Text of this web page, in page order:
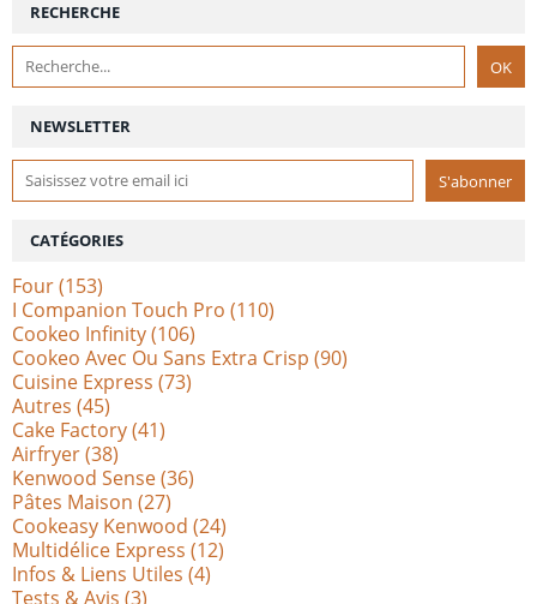
NEWSLETTER
RECHERCHE
CATÉGORIES
Four(153)
I Companion Touch Pro (110)
Cookeo Infinity(106)
Cookeo Avec Ou Sans Extra Crisp (90)
Cuisine Express (73)
Autres (45)
Cake Factory(41)
Airfryer(38)
Kenwood Sense(36)
Pâtes Maison (27)
Cookeasy Kenwood (24)
Multidélice Express (12)
Infos & Liens Utiles (4)
Tests & Avis (3)